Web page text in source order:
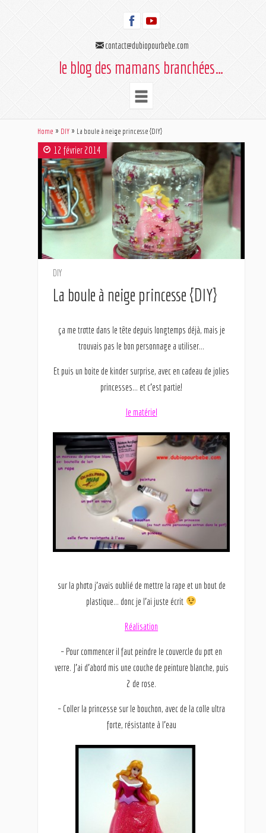
contact@dubiopourbebe.com
le blog des mamans branchées…
Home DIY La boule à neige princesse {DIY}
12 février 2014
DIY
La boule à neige princesse {DIY}
ça me trotte dans le tête depuis longtemps déjà, mais je
trouvais pas le bon personnage a utiliser…
Et puis un boite de kinder surprise, avec en cadeau de jolies
princesses… et c’est partie!
le matériel
sur la photo j’avais oublié de mettre la rape et un bout de
plastique… donc je l’ai juste écrit
Réalisation
– Pour commencer il faut peindre le couvercle du pot en
verre. J’ai d’abord mis une couche de peinture blanche, puis
2 de rose.
– Coller la princesse sur le bouchon, avec de la colle ultra
forte, résistante à l’eau